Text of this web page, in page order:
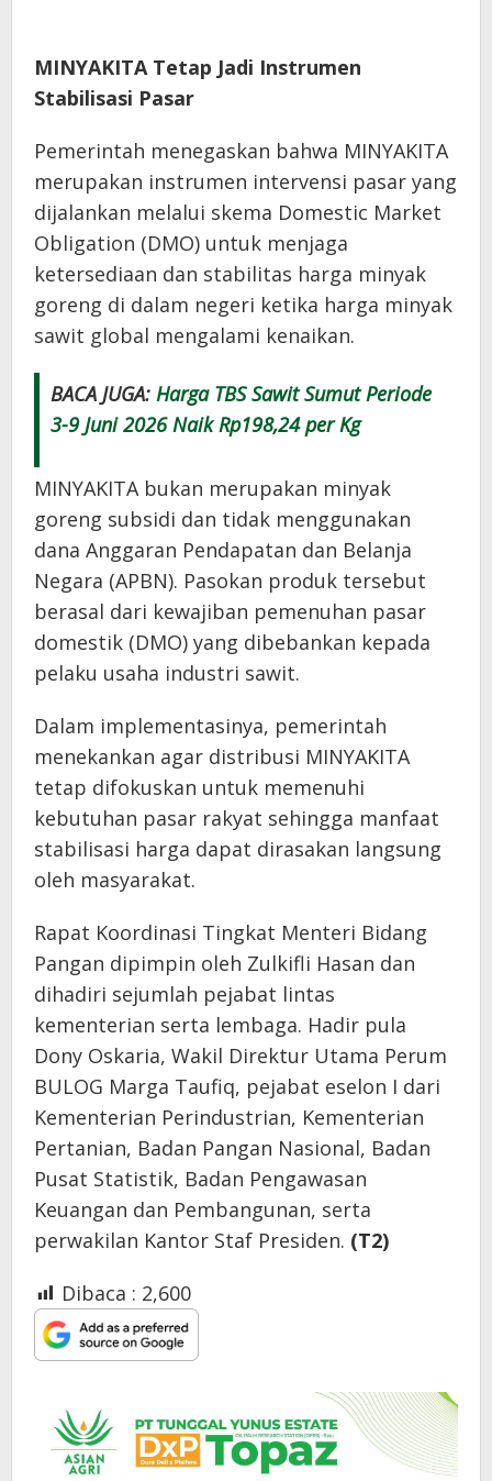
MINYAKITA Tetap Jadi Instrumen
Stabilisasi Pasar
Pemerintah menegaskan bahwa MINYAKITA
merupakan instrumen intervensi pasar yang
dijalankan melalui skema Domestic Market
Obligation (DMO) untuk menjaga
ketersediaan dan stabilitas harga minyak
goreng di dalam negeri ketika harga minyak
sawit global mengalami kenaikan.
BACA JUGA: Harga TBS Sawit Sumut Periode
3-9 Juni 2026 Naik Rp198,24 per Kg
MINYAKITA bukan merupakan minyak
goreng subsidi dan tidak menggunakan
dana Anggaran Pendapatan dan Belanja
Negara (APBN). Pasokan produk tersebut
berasal dari kewajiban pemenuhan pasar
domestik (DMO) yang dibebankan kepada
pelaku usaha industri sawit.
Dalam implementasinya, pemerintah
menekankan agar distribusi MINYAKITA
tetap difokuskan untuk memenuhi
kebutuhan pasar rakyat sehingga manfaat
stabilisasi harga dapat dirasakan langsung
oleh masyarakat.
Rapat Koordinasi Tingkat Menteri Bidang
Pangan dipimpin oleh Zulkifli Hasan dan
dihadiri sejumlah pejabat lintas
kementerian serta lembaga. Hadir pula
Dony Oskaria, Wakil Direktur Utama Perum
BULOG Marga Taufiq, pejabat eselon I dari
Kementerian Perindustrian, Kementerian
Pertanian, Badan Pangan Nasional, Badan
Pusat Statistik, Badan Pengawasan
Keuangan dan Pembangunan, serta
perwakilan Kantor Staf Presiden. (T2)
Dibaca : 2,600